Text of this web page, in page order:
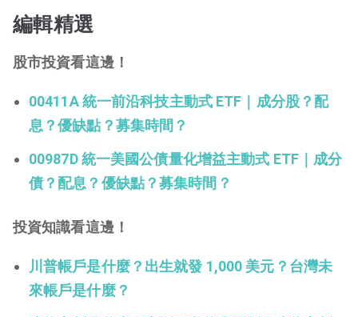
編輯精選
股市投資看這邊！
00411A 統一前沿科技主動式 ETF｜成分股？配
息？優缺點？募集時間？
00987D 統一美國公債量化增益主動式 ETF｜成分
債？配息？優缺點？募集時間？
投資知識看這邊！
川普帳戶是什麼？出生就發 1,000 美元？台灣未
來帳戶是什麼？